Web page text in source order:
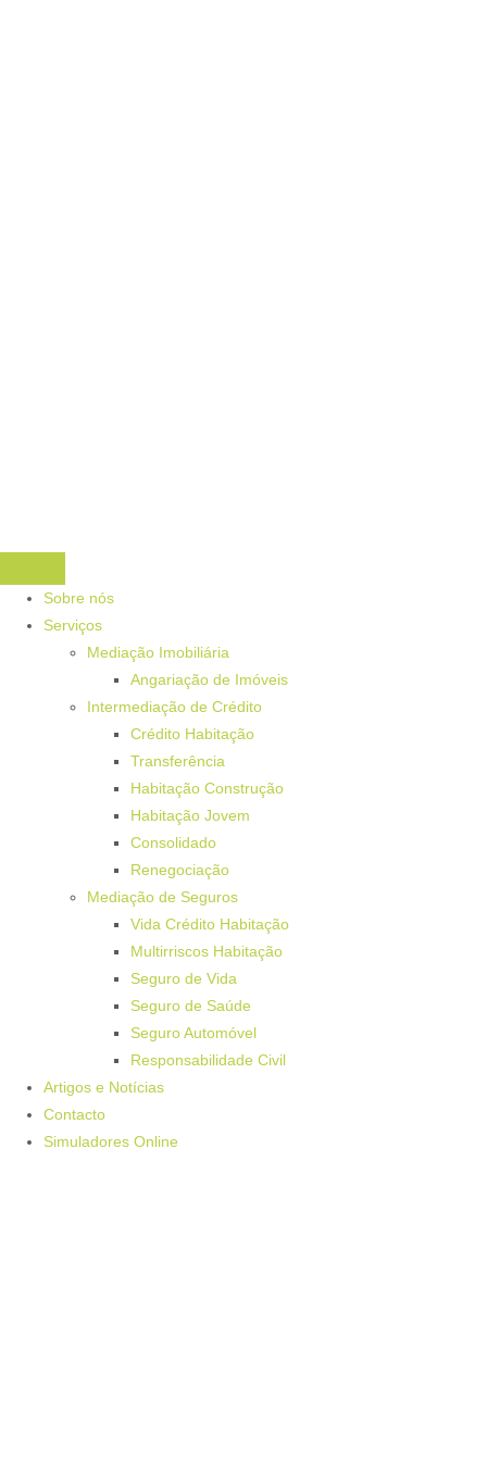
Sobre nós
Serviços
Mediação Imobiliária
Angariação de Imóveis
Intermediação de Crédito
Crédito Habitação
Transferência
Habitação Construção
Habitação Jovem
Consolidado
Renegociação
Mediação de Seguros
Vida Crédito Habitação
Multirriscos Habitação
Seguro de Vida
Seguro de Saúde
Seguro Automóvel
Responsabilidade Civil
Artigos e Notícias
Contacto
Simuladores Online